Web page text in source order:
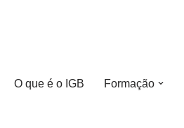
O que é o IGB Formação